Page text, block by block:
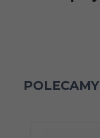
POLECAMY